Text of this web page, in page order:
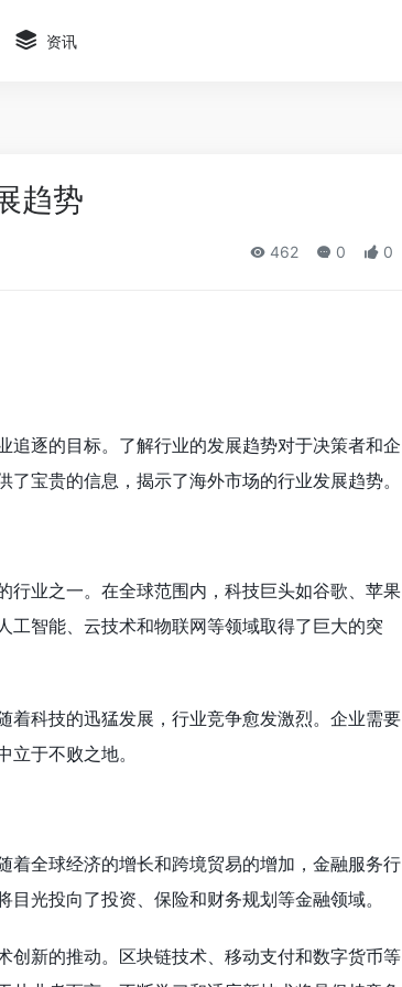
资讯
趋势
462 0 0
逐的目标。了解行业的发展趋势对于决策者和企
宝贵的信息，揭示了海外市场的行业发展趋势。
行业之一。在全球范围内，科技巨头如谷歌、苹果
工智能、云技术和物联网等领域取得了巨大的突
着科技的迅猛发展，行业竞争愈发激烈。企业需要
于不败之地。
着全球经济的增长和跨境贸易的增加，金融服务行
光投向了投资、保险和财务规划等金融领域。
创新的推动。区块链技术、移动支付和数字货币等